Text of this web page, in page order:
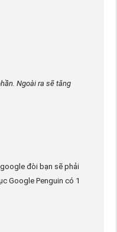
Ngoài ra sẽ tăng
đòi bạn sẽ phải
Google Penguin có 1